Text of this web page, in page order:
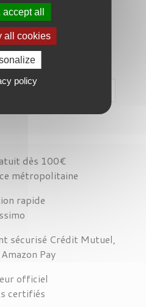
pour le
dès 100€
métropolitaine
rapide
sécurisé Crédit Mutuel,
Pay
officiel
certifiés
all
all cookies
policy